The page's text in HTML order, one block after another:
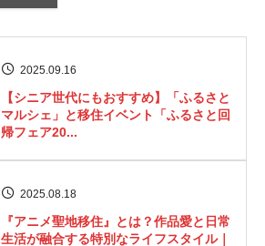
2025.09.16
【シニア世代にもおすすめ】「ふるさと
マルシェ」と移住イベント「ふるさと回
帰フェア20...
2025.08.18
『アニメ聖地移住』とは？作品愛と日常
生活が融合する特別なライフスタイル｜